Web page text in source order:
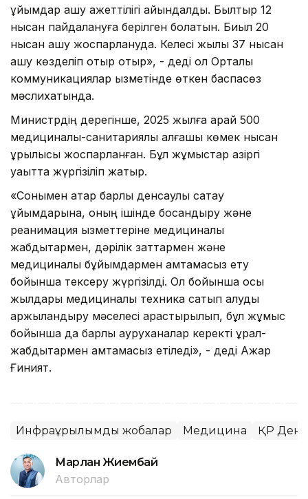
ұйымдар ашу қажеттілігі айқындалды. Былтыр 12
нысан пайдалануға берілген болатын. Биыл 20
нысан ашу жоспарлануда. Келесі жылы 37 нысан
ашу көзделіп отыр отыр», - деді ол Орталық
коммуникациялар қызметінде өткен баспасөз
мәслихатында.
Министрдің дерегінше, 2025 жылға қарай 500
медициналық-санитариялық алғашқы көмек нысан
құрылысы жоспарланған. Бұл жұмыстар қазіргі
уақытта жүргізіліп жатыр.
«Сонымен қатар барлық денсаулық сақтау
ұйымдарына, оның ішінде босандыру және
реанимация қызметтеріне медициналық
жабдықтармен, дәрілік заттармен және
медициналық бұйымдармен қамтамасыз ету
бойынша тексеру жүргізілді. Ол бойынша осы
жылдары медициналық техника сатып алуды
қаржыландыру мәселесі қарастырылып, бұл жұмыс
бойынша да барлық ауруханалар керекті құрал-
жабдықтармен қамтамасыз етіледі», - деді Ажар
Ғиният.
Инфрақұрылымдық жобалар Медицина ҚР
Марлан Жиембай
Авторлар